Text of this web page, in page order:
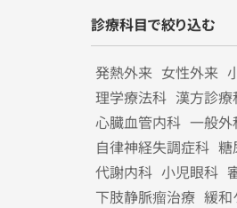
診療科目で絞り込む
発熱外来 女性外来
理学療法科 漢方診療
心臓血管内科 一般外
自律神経失調症科 糖
代謝内科 小児眼科
下肢静脈瘤治療 緩和